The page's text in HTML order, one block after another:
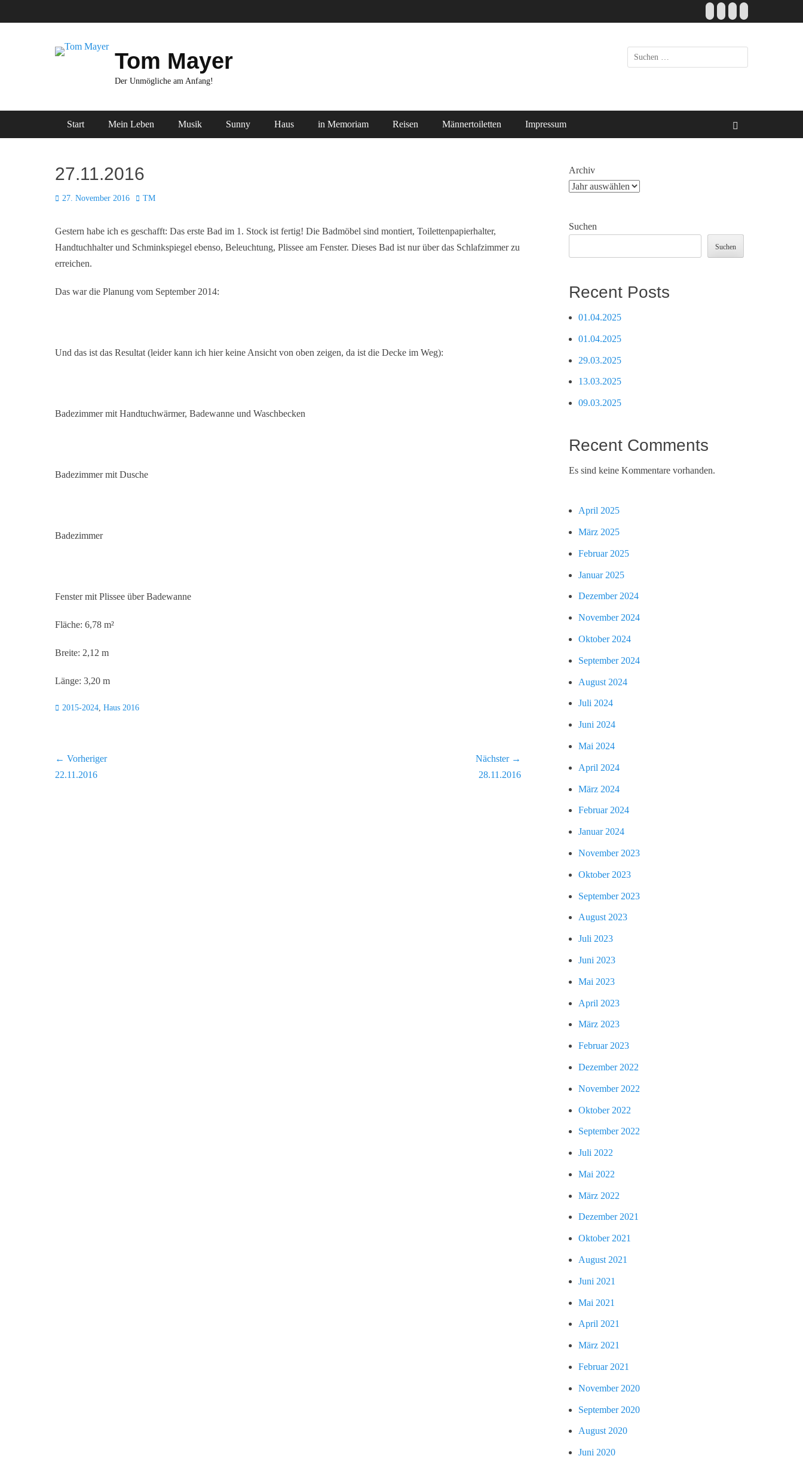
Inhalt
Mail
Tom Mayer
Der Unmögliche am Anfang!
Suche
nach:
Primäres Menü
Start Mein Leben Musik Sunny Haus in Memoriam Reisen Männertoiletten Impressum
27.11.2016
Posted
27. November 2016 Autor
TM
Gestern habe ich es geschafft: Das erste Bad im 1. Stock ist fertig! Die Badmöbel sind montiert, Toilettenpapierhalter,
Handtuchhalter und Schminkspiegel ebenso, Beleuchtung, Plissee am Fenster. Dieses Bad ist nur über das Schlafzimmer zu
erreichen.
Das war die Planung vom September 2014:
Und das ist das Resultat (leider kann ich hier keine Ansicht von oben zeigen, da ist die Decke im Weg):
Badezimmer mit Handtuchwärmer, Badewanne und Waschbecken
Badezimmer mit Dusche
Badezimmer
Fenster mit Plissee über Badewanne
Fläche: 6,78 m²
Breite: 2,12 m
Länge: 3,20 m
Kategorien
2015-2024, Haus 2016
Beitragsnavigation
← Vorheriger
Vorheriger
22.11.2016
Nächster →
28.11.2016
Archiv
Suchen
Suchen
Recent Posts
01.04.2025
01.04.2025
29.03.2025
13.03.2025
09.03.2025
Recent Comments
Es sind keine Kommentare vorhanden.
April 2025
März 2025
Februar 2025
Januar 2025
Dezember 2024
November 2024
Oktober 2024
September 2024
August 2024
Juli 2024
Juni 2024
Mai 2024
April 2024
März 2024
Februar 2024
Januar 2024
November 2023
Oktober 2023
September 2023
August 2023
Juli 2023
Juni 2023
Mai 2023
April 2023
März 2023
Februar 2023
Dezember 2022
November 2022
Oktober 2022
September 2022
Juli 2022
Mai 2022
März 2022
Dezember 2021
Oktober 2021
August 2021
Juni 2021
Mai 2021
April 2021
März 2021
Februar 2021
November 2020
September 2020
August 2020
Juni 2020